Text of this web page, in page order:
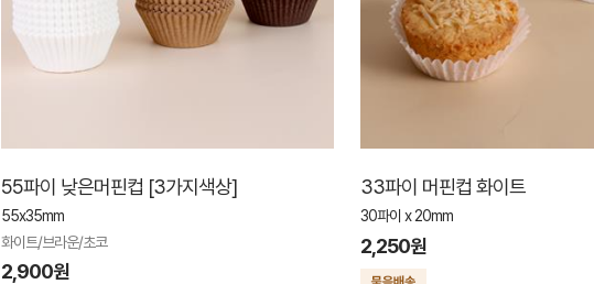
55파이 낮은머핀컵 [3가지색상]
55x35mm
화이트/브라운/초코
2,900원
33파이 머핀컵 화이트
30파이 x 20mm
2,250원